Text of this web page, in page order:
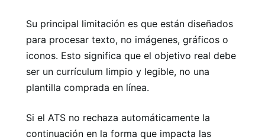
Su principal limitación es que están diseñados
para procesar texto, no imágenes, gráficos o
iconos. Esto significa que el objetivo real debe
ser un currículum limpio y legible, no una
plantilla comprada en línea.
Si el ATS no rechaza automáticamente la
continuación en la forma que impacta las